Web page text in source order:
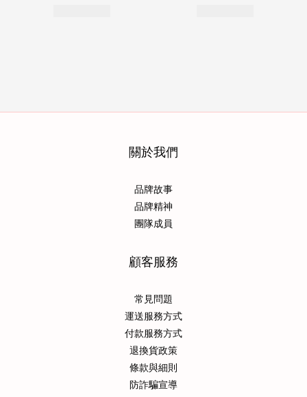
關於我們
品牌故事
品牌精神
團隊成員
顧客服務
常見問題
運送服務方式
付款服務方式
退換貨政策
條款與細則
防詐騙宣導